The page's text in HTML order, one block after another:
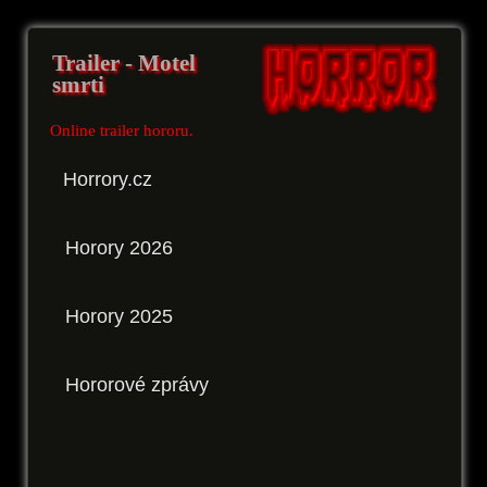
Trailer - Motel
smrti
Online trailer hororu.
Horrory.cz
Horory 2026
Horory 2025
Hororové zprávy